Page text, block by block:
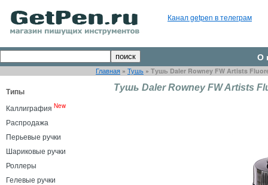
Канал getpen в телеграм
О
Главная » Тушь » Тушь Daler Rowney FW Artists
Типы
Каллиграфия New
Распродажа
Перьевые ручки
Шариковые ручки
Роллеры
Гелевые ручки
Тушь Daler Rowney FW Artists